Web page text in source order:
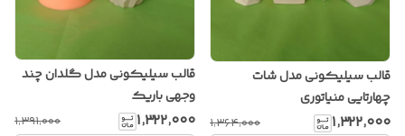
قالب سیلیکونی مدل شات
چهارتایی منیاتوری
۱٬۳۲۲٬۰۰۰ ۱٬۳۶۴٬۰۰۰
قالب سیلیکونی مدل گلدان چند
وجهی باریک
۱٬۳۲۲٬۰۰۰ ۱٬۳۹۱٬۰۰۰